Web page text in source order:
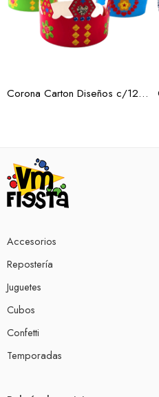
Corona Carton Diseños c/12 (Docena)
Accesorios
Repostería
Juguetes
Cubos
Confetti
Temporadas